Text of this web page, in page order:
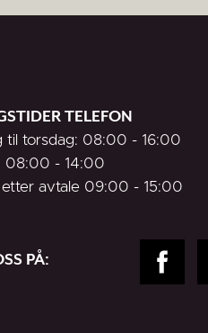
TELEFON
til torsdag: 08:00 - 16:00
08:00 - 14:00
etter avtale 09:00 - 15:00
PÅ: